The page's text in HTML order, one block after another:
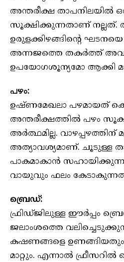
അന്തരീക്ഷ താപനിലയിൽ
സൂക്ഷിക്കുന്നതാണ് നല്ലത്.
ഉരുളക്കിഴങ്ങിന്റെ ഘടനയെ
അന്നജത്തെ തകർത്ത്
ഉപയോഗശൂന്യമോ ആക്കി
പഴം:
ഉഷ്ണമേഖലാ പഴമായത്
അന്തരീക്ഷത്തിൽ പഴം
അർത്ഥമില്ല. വാഴപ്പഴത്തിന്
അത്യാവശ്യമാണ്. ചൂടുള്ള
പാകമാകാൻ സഹായിക്കുന്നു
വായുവും ഫലം കേടാകുന്നത്
ബ്രെഡ്:
ഫ്രിഡ്ജിലുള്ള ഈർപ്പം
ജലാംശത്തെ
കഷണങ്ങളെ ഉണങ്ങിയതും
മാറ്റും. എന്നാൽ ഫ്രീസറിൽ